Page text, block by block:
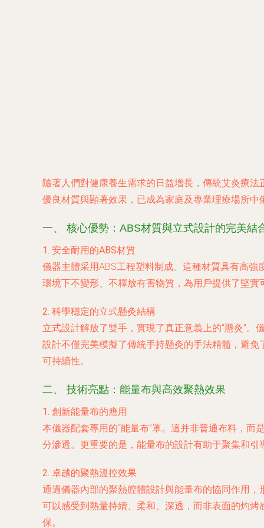
隨著人們對健康養生需求的日益增長，傳統艾灸療
優良材質與顯著效果，已成為家庭及專業理療場所中
一、 核心優勢：ABS材質與立式設計的完美結
1. 安全耐用的ABS材質
儀器主體采用ABS工程塑料制成。這種材質具有高
環境下不變形、不釋放有害物質，為用戶提供了堅
2. 科學穩定的立式懸灸結構
立式設計解放了雙手，實現了真正意義上的“懸灸”
設計不僅完美模擬了傳統手持懸灸的手法精髓，避
可持續性。
二、 技術亮點：能量布與高效聚熱效果
1. 創新能量布的應用
本儀器配套專用的“能量布”罩。這并非普通布料，
分滲透。更重要的是，能量布的設計有助于聚集和
2. 卓越的聚熱溫控效果
通過儀器內部的聚熱腔體設計與能量布的協同作用
可以感受到熱量持續、柔和、深透，而非表面的灼
保。